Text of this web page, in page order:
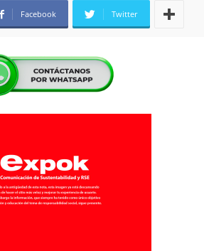
Facebook Twitter